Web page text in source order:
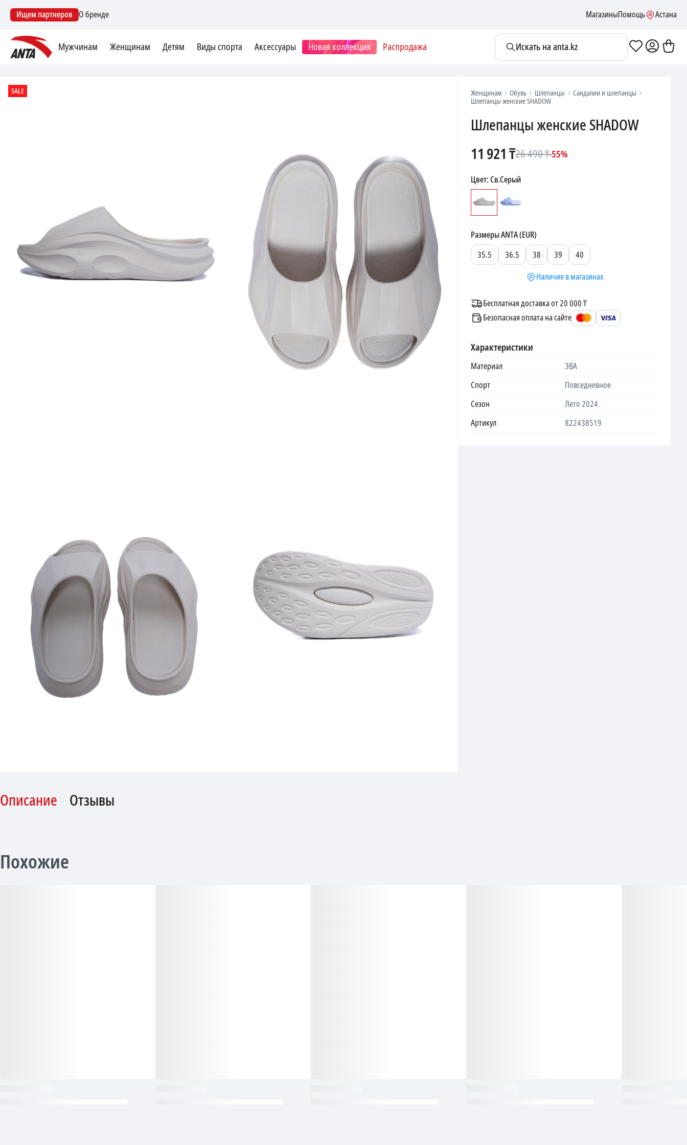
Ищем партнеров О бренде МагазиныПомощь Астана
Мужчинам Женщинам Детям Виды спорта Аксессуары Новая коллекция Распродажа Искать на anta.kz
SALE Женщинам Обувь Шлепанцы
Сандалии и шлепанцы
Шлепанцы женские SHADOW
Шлепанцы женские SHADOW
11 921₸26 490₸-55%
Цвет:Св.Серый
РазмерыANTA (EUR)
35.5
36.5 38 39
40
Наличие в магазинах
Бесплатная доставка от 20 000 ₸
Безопасная оплата на сайте
Характеристики
Материал
ЭВА
Спорт
Повседневное
Сезон
Лето 2024
Артикул
822438519
Описание Отзывы
Похожие